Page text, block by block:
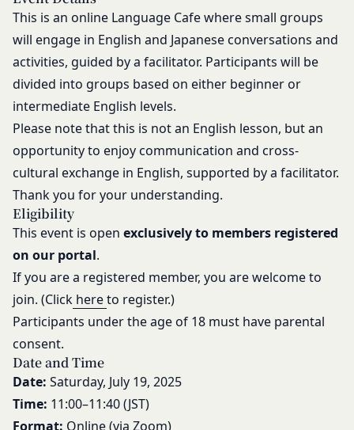
This is an online Language Cafe where small groups
will engage in English and Japanese conversations and
activities, guided by a facilitator. Participants will be
divided into groups based on either beginner or
intermediate English levels.
Please note that this is not an English lesson, but an
opportunity to enjoy communication and cross-
cultural exchange in English, supported by a facilitator.
Thank you for your understanding.
Eligibility
This event is open exclusively to members registered
on our portal.
If you are a registered member, you are welcome to
join. (Click hereto register.)
Participants under the age of 18 must have parental
consent.
Date and Time
Date: Saturday, July 19, 2025
Time: 11:00–11:40 (JST)
Format: Online (via Zoom)
お問い合わせ
開示等のご希望、ご意見、ご質問、苦情のお申し出
その他個人情報の取り扱いに関するお問い合わせ
は、下記の窓口までお願いいたします。
メールによるお問い合わせ
営業時間内に順次回答いたします。
お問い合わせ内容によっては回答にお時間をいただ
く場合や、ご返答できない場合がございます。あら
かじめご了承いただきますようお願い致します。
「@goyoh.jp」を含むメールアドレスから受信でき
るよう、あらかじめご設定ください。
メールによるお問い合わせについて、お客さまの個
人情報保護のため、SSL通信を使用しております。
お客さまがお使いのブラウザがSSL通信非対応の場
合には、このお問い合わせフォームは利用できませ
んので、その場合にはお電話でのお問い合わせをお
願いいたします。
組織・体制
当社は、管理担当役員を利用者情報管理責任者と
し、利用者情報の適正な管理及び継続的な改善を実
施します。
免責
効なものとすることをあらかじめ承諾します。
会員が本条第１項に定める変更手続きを行わなかっ
たことにより生じた損害について、当社は一切責任
を負いません。
第6条（IDおよびパスワードの管理）
会員は、会員登録等の際に会員本人が設定し、承
認・登録されたお客様IDおよびパスワードの利
用、管理について一切の責任を負うものとします。
会員は、お客様IDおよびパスワードの第三者への
譲渡、承継、名義変更、貸与、開示又は漏洩しては
ならないものとします。
会員のお客様IDおよびパスワードの使用上の過失
または第三者による不正使用等に起因する損害につ
いて、当社は一切責任を負わないものとします。
会員のお客様IDおよびパスワードの失念に起因す
る損害について、当社は一切の責任を負わないもの
とします。
当社は、当社所定の方法により会員のお客様IDお
よびパスワードの一致を確認した場合、当該お客様
IDおよびパスワードに基づく会員が、本サービス
を利用したものとみなし、その場合の責任は全て当